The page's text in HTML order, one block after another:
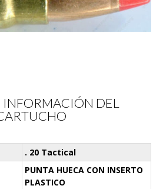
INFORMACIÓN DEL
. 20 Tactical
PUNTA HUECA CON INSERTO
PLASTICO